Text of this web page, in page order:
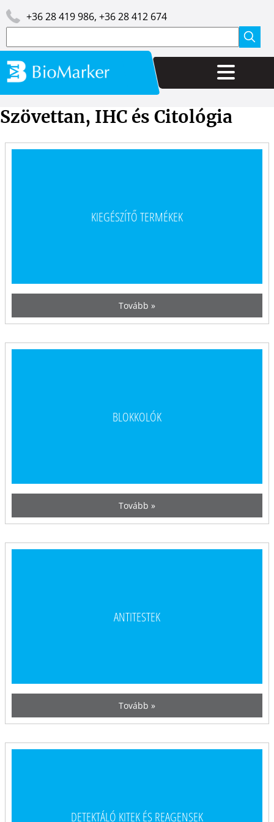
Ugrás
Image+36 28 419 986, +36 28 412 674
Szövettan, IHC és Citológia
KIEGÉSZÍTŐ TERMÉKEK
Tovább »
BLOKKOLÓK
Tovább »
ANTITESTEK
Tovább »
DETEKTÁLÓ KITEK ÉS REAGENSEK